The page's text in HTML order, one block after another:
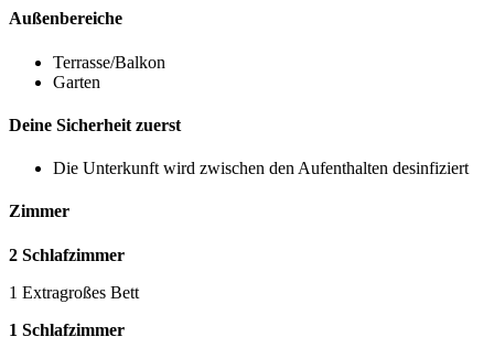
Außenbereiche
Terrasse/Balkon
Garten
Deine Sicherheit zuerst
Die Unterkunft wird zwischen den Aufenthalten desinfiziert
Zimmer
2 Schlafzimmer
1 Extragroßes Bett
1 Schlafzimmer